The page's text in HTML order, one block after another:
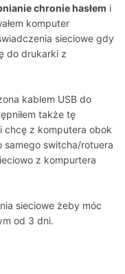
chronie hasłem i
komputer
sieciowe gdy
do drukarki z
kablem USB do
także tę
chcę z komputera obok
samego switcha/rotuera
z kompurtera
sieciowe żeby móc
od 3 dni.